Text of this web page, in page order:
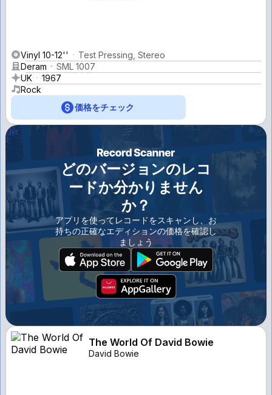
Vinyl 10-12''
Test Pressing, Stereo
Deram
SML 1007
UK
1967
Rock
価格をチェック
どのバージョンのレコ
ードか分かりません
か？
アプリを使ってレコードをスキャンし、お
持ちの正確なエディションの価格を確認し
ましょう
The World Of David Bowie
David Bowie